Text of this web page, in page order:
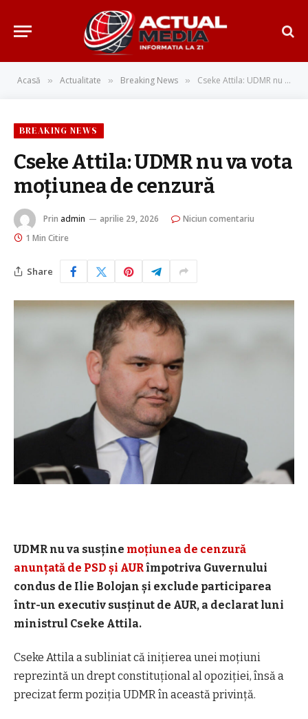
Acasă » Actualitate » Breaking News » Cseke Attila: UDMR nu va vota moțiunea de cenzură
BREAKING NEWS
Cseke Attila: UDMR nu va vota
moțiunea de cenzură
Prin admin aprilie 29, 2026
Niciun comentariu
1 Min Citire
Share
UDMR nu va susține moțiunea de cenzură
anunțată de PSD și AURîmpotriva Guvernului
condus de Ilie Bolojan și exclude participarea
într-un executiv susținut de AUR, a declarat luni
ministrul Cseke Attila.
Cseke Attila a subliniat că inițierea unei moțiuni
reprezintă un drept constituțional al opoziției, însă a
precizat ferm poziția UDMR în această privință.